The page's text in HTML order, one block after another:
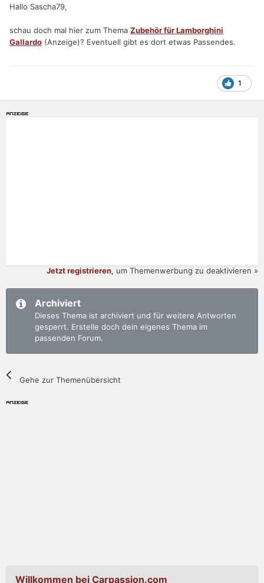
Hallo Sascha79,
schau doch mal hier zum Thema Zubehör für Lamborghini
Gallardo (Anzeige)? Eventuell gibt es dort etwas Passendes.
1
Jetzt registrieren, um Themenwerbung zu deaktivieren »
Archiviert
Dieses Thema ist archiviert und für weitere Antworten
gesperrt. Erstelle doch dein eigenes Thema im
passenden Forum.
Gehe zur Themenübersicht
Willkommen bei Carpassion.com